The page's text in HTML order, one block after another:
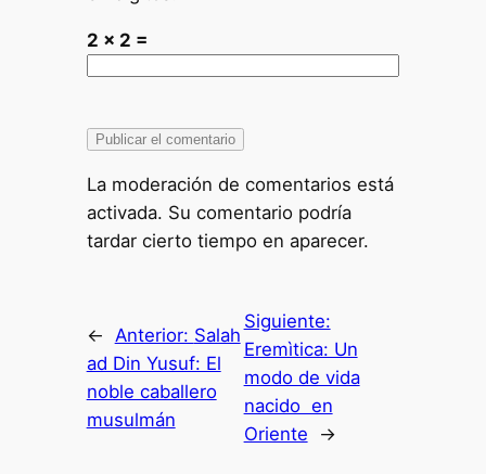
2 × 2 =
La moderación de comentarios está
activada. Su comentario podría
tardar cierto tiempo en aparecer.
← Anterior: Salah
ad Din Yusuf: El
noble caballero
musulmán
Siguiente:
Eremìtica: Un
modo de vida
nacido en
Oriente
→